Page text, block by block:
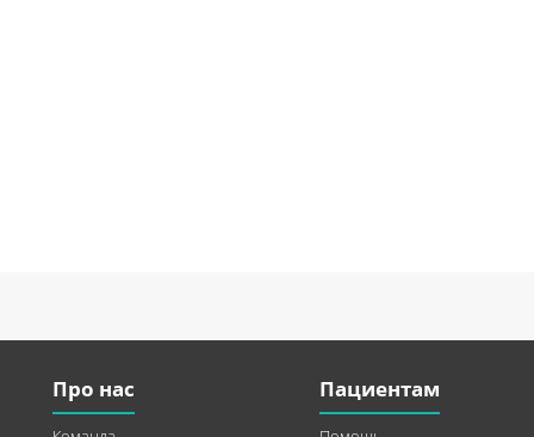
Про нас Пациентам